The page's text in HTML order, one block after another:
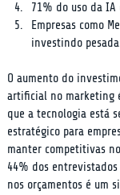
71% do uso da
Empresas como
investindo
O aumento do
artificial no marketing
que a tecnologia está
estratégico para
manter competitivas
44% dos
nos orçamentos é um